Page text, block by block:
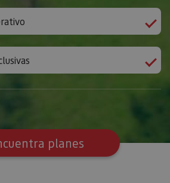
planes